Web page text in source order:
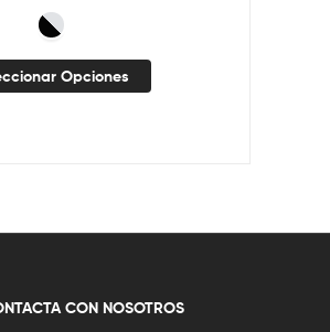
Opciones
CON NOSOTROS